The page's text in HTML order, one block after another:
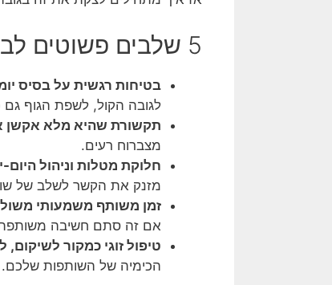
5 שלבים פשוטים לבניית שותפות מחודשת:
בטיחות רגשית על בסיס
לגובה הקול, לשפת הגוף
תקשורת שהיא מלא אקשן
מצברוח רעים.
חלוקת מטלות וניהול
מזנק את הקשר לשלב של
זמן משותף משמעותי
אם זה סתם חשיבה משותפת
טיפול זוגי כמקור לשיקום,
הכימיה של השותפות שלכם.